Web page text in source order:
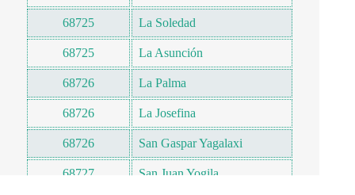
68725 La Soledad
68725 La Asunción
68726 La Palma
68726 La Josefina
68726 San Gaspar Yagalaxi
68727 San Juan Yogila